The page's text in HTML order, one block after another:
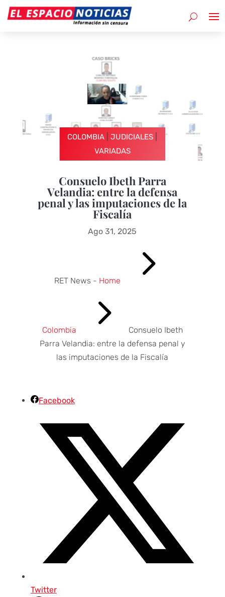
COLOMBIA |JUDICIALES
VARIADAS
Consuelo Ibeth Parra
Velandia: entre la defensa
penal y las imputaciones de la
Fiscalía
Ago 31, 2025
RET News - Home 5
Colombia 5
Consuelo Ibeth
Parra Velandia: entre la defensa penal y
las imputaciones de la Fiscalía
Facebook
Twitter